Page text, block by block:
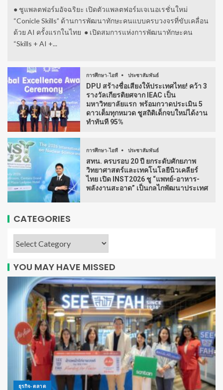
● ชูแพลตฟอร์มอัจฉริยะ เปิดตัวแพลตฟอร์มเจเนอเรชั่นใหม่
“Conicle Skills” ด้านการพัฒนาทักษะคนแบบครบวงจรที่ขับเคลื่อน
ด้วย AI ครั้งแรกในไทย ● เปิดสมการแห่งการพัฒนาทักษะคน
“Skills + AI +...
การศึกษา-ไอที ประชาสัมพันธ์
DPU สร้างชื่อเสียงให้ประเทศไทย! คว้า 3
รางวัลเกียรติยศจาก IEAC เป็น
มหาวิทยาลัยแรก พร้อมกวาดประเมิน 5
ดาวเต็มทุกหมวด ชูสถิติเด็กจบใหม่ได้งาน
ทำทันที 95%
การศึกษา-ไอที ประชาสัมพันธ์
สทน. ครบรอบ 20 ปี ยกระดับศักยภาพ
วิทยาศาสตร์และเทคโนโลยีนิวเคลียร์
ไทย เปิด INST2026 ชู “แพทย์-อาหาร-
พลังงานสะอาด” เป็นกลไกพัฒนาประเทศ
CATEGORIES
YOU MAY HAVE MISSED
ธุรกิจ-ตลาด